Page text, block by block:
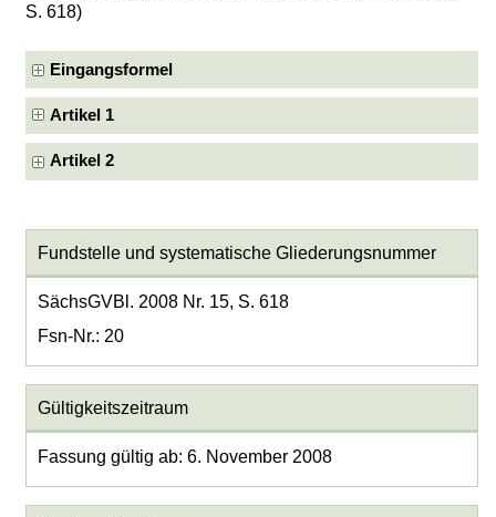
S. 618)
Eingangsformel
Artikel 1
Artikel 2
Fundstelle und systematische Gliederungsnummer
SächsGVBl. 2008 Nr. 15, S. 618
Fsn-Nr.: 20
Gültigkeitszeitraum
Fassung gültig ab: 6. November 2008